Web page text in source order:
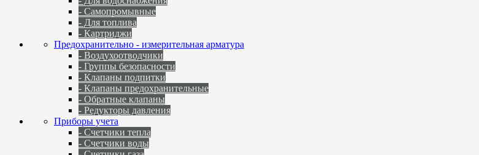
- Самопромывные
- Для топлива
- Картриджи
Предохранительно - измерительная арматура
- Воздухоотводчики
- Группы безопасности
- Клапаны подпитки
- Клапаны предохранительные
- Обратные клапаны
- Редукторы давления
Приборы учета
- Счетчики тепла
- Счетчики воды